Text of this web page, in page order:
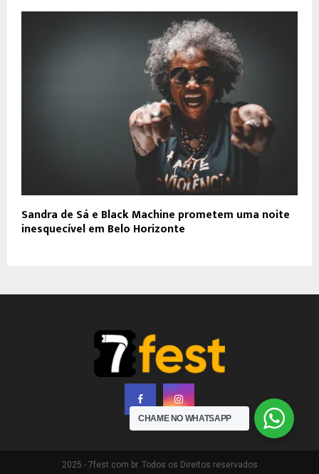
Sandra de Sá e Black Machine prometem uma noite
inesquecível em Belo Horizonte
2025 - 7fest.com.br. Todos os Direitos reservados
CHAME NO WHATSAPP